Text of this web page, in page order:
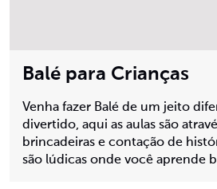
Balé para Crianças
Venha fazer Balé de um jeito
divertido, aqui as aulas são
brincadeiras e contação de
são lúdicas onde você aprende